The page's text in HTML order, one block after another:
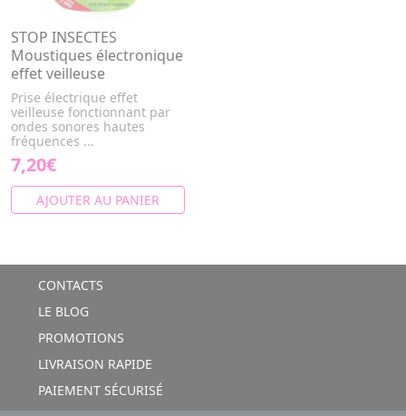
STOP INSECTES
Moustiques électronique
effet veilleuse
Prise électrique effet
veilleuse fonctionnant par
ondes sonores hautes
fréquences ...
7,20€
AJOUTER AU PANIER
CONTACTS
LE BLOG
PROMOTIONS
LIVRAISON RAPIDE
PAIEMENT SÉCURISÉ